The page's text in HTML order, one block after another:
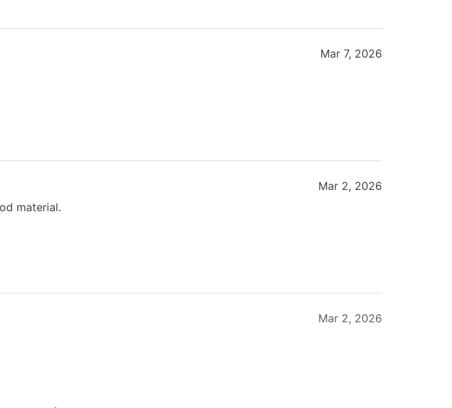
Mar 7, 2026
material.
Mar 2, 2026
Mar 2, 2026